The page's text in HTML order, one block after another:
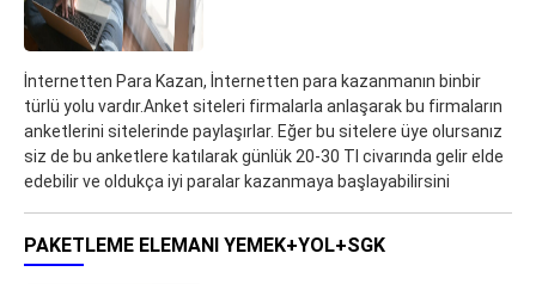
İnternetten Para Kazan, İnternetten para kazanmanın binbir
türlü yolu vardır.Anket siteleri firmalarla anlaşarak bu firmaların
anketlerini sitelerinde paylaşırlar. Eğer bu sitelere üye olursanız
siz de bu anketlere katılarak günlük 20-30 Tl civarında gelir elde
edebilir ve oldukça iyi paralar kazanmaya başlayabilirsini
PAKETLEME ELEMANI YEMEK+YOL+SGK